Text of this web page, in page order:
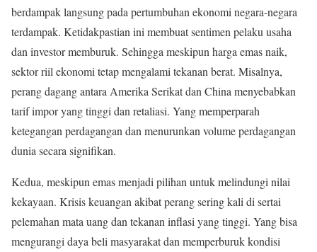
berdampak langsung pada pertumbuhan ekonomi negara-negara
terdampak. Ketidakpastian ini membuat sentimen pelaku usaha
dan investor memburuk. Sehingga meskipun harga emas naik,
sektor riil ekonomi tetap mengalami tekanan berat. Misalnya,
perang dagang antara Amerika Serikat dan China menyebabkan
tarif impor yang tinggi dan retaliasi. Yang memperparah
ketegangan perdagangan dan menurunkan volume perdagangan
dunia secara signifikan.
Kedua, meskipun emas menjadi pilihan untuk melindungi nilai
kekayaan. Krisis keuangan akibat perang sering kali di sertai
pelemahan mata uang dan tekanan inflasi yang tinggi. Yang bisa
mengurangi daya beli masyarakat dan memperburuk kondisi